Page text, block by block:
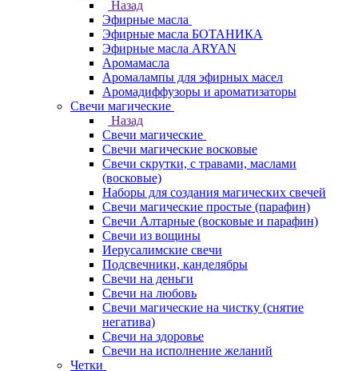
Назад
Эфирные масла
Эфирные масла БОТАНИКА
Эфирные масла ARYAN
Аромамасла
Аромалампы для эфирных масел
Аромадиффузоры и ароматизаторы
Свечи магические
Назад
Свечи магические
Свечи магические восковые
Свечи скрутки, с травами, маслами
(восковые)
Наборы для создания магических свечей
Свечи магические простые (парафин)
Свечи Алтарные (восковые и парафин)
Свечи из вощины
Иерусалимские свечи
Подсвечники, канделябры
Свечи на деньги
Свечи на любовь
Свечи магические на чистку (снятие
негатива)
Свечи на здоровье
Свечи на исполнение желаний
Четки